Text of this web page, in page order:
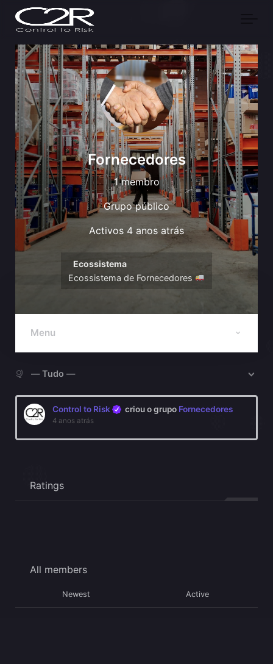
Skip to main content
Fornecedores
1 membro
Grupo público
Activos 4 anos atrás
Ecossistema
Ecossistema de Fornecedores
Menu
Mostrar:
Control to Risk criou o grupo Fornecedores
4 anos atrás
Ratings
All members
Newest Active